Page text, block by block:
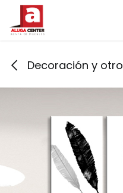
Ir al contenido
Decoración y otro